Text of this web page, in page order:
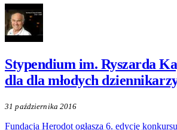
Stypendium im. Ryszarda
dla dla młodych
31 października 2016
Fundacja Herodot ogłasza 6. edycję